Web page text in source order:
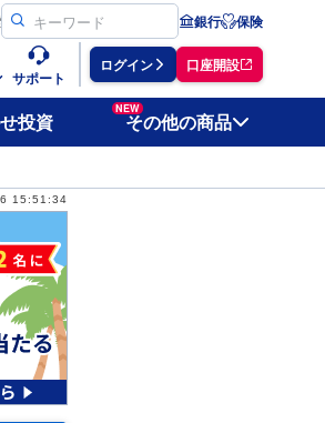
銀行 保険
サポート
ログイン 口座開設
投資
NEW
その他の商品
15:51:34